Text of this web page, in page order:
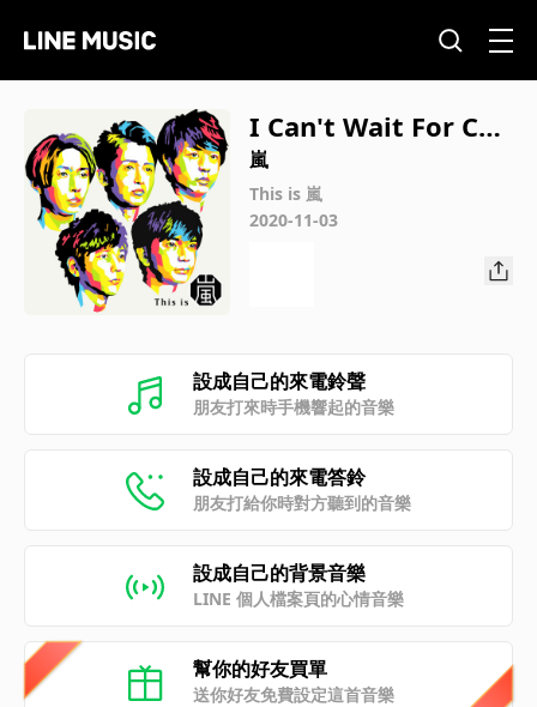
I Can't Wait For Chr
istmas
嵐
This is 嵐
2020-11-03
設成自己的來電鈴聲
朋友打來時手機響起的音樂
設成自己的來電答鈴
朋友打給你時對方聽到的音樂
設成自己的背景音樂
LINE 個人檔案頁的心情音樂
幫你的好友買單
送你好友免費設定這首音樂